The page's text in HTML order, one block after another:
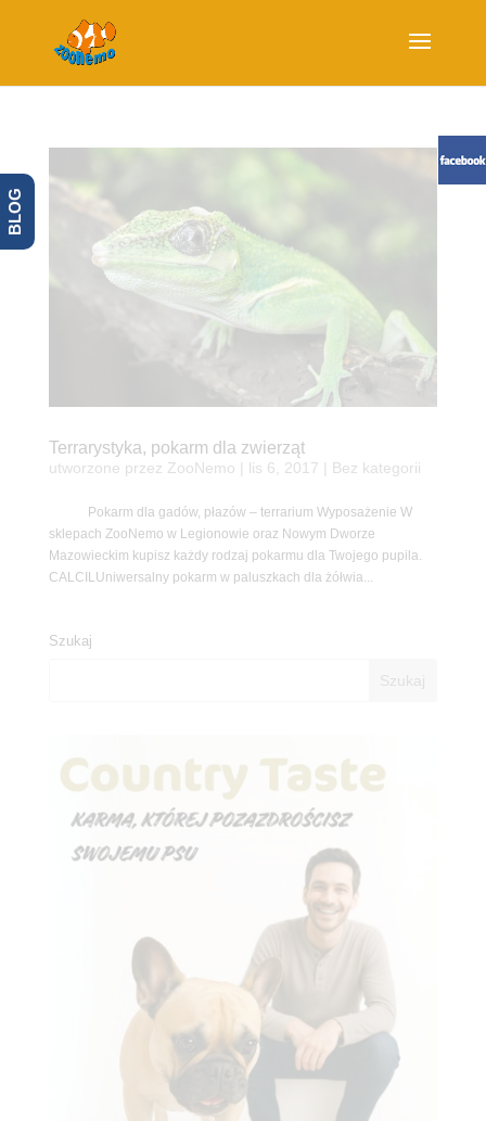
Terrarystyka, pokarm dla zwierząt
utworzone przez ZooNemo lis 6, 2017 | Bez kategorii
Pokarm dla gadów, płazów – terrarium Wyposażenie W
sklepach ZooNemo w Legionowie oraz Nowym Dworze
Mazowieckim kupisz każdy rodzaj pokarmu dla Twojego pupila.
CALCILUniwersalny pokarm w paluszkach dla żółwia...
Szukaj
BLOG